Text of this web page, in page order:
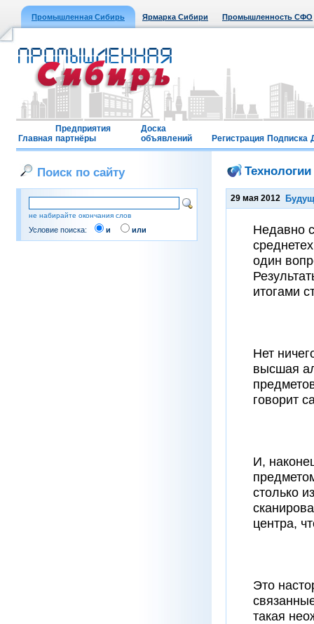
Промышленная Сибирь Ярмарка Сибири Промышленность СФО
Главная
Предприятия
партнёры
Доска
объявлений
Регистрация Подписка
Поиск по сайту
не набирайте окончания слов
Условие поиска: и или
29 мая 2012
Недавно
один
итогами
Нет
высшая
говорит
И,
столько
центра,
Это
такая